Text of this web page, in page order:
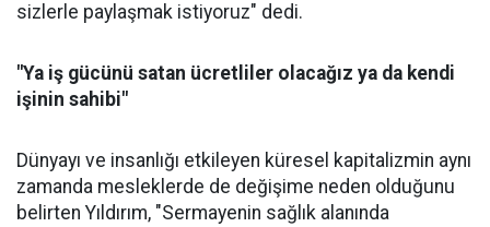
sizlerle paylaşmak istiyoruz" dedi.
"Ya iş gücünü satan ücretliler olacağız ya da kendi
işinin sahibi"
Dünyayı ve insanlığı etkileyen küresel kapitalizmin aynı
zamanda mesleklerde de değişime neden olduğunu
belirten Yıldırım, "Sermayenin sağlık alanında